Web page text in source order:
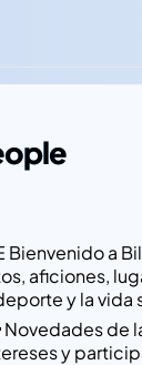
Bienvenido a
aficiones,
y la
de
y